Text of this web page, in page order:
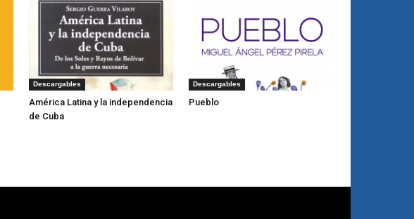
Descargables
América Latina y la independencia
de Cuba
Descargables
Pueblo